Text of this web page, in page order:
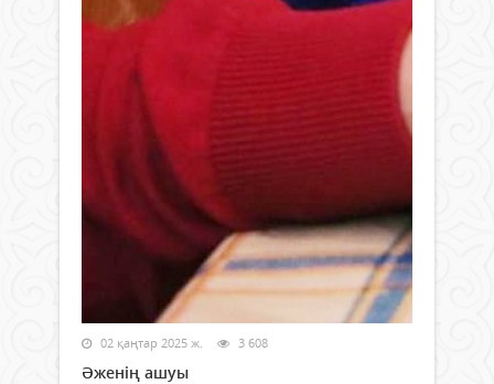
02 қаңтар 2025 ж. 3 608
Әженің ашуы